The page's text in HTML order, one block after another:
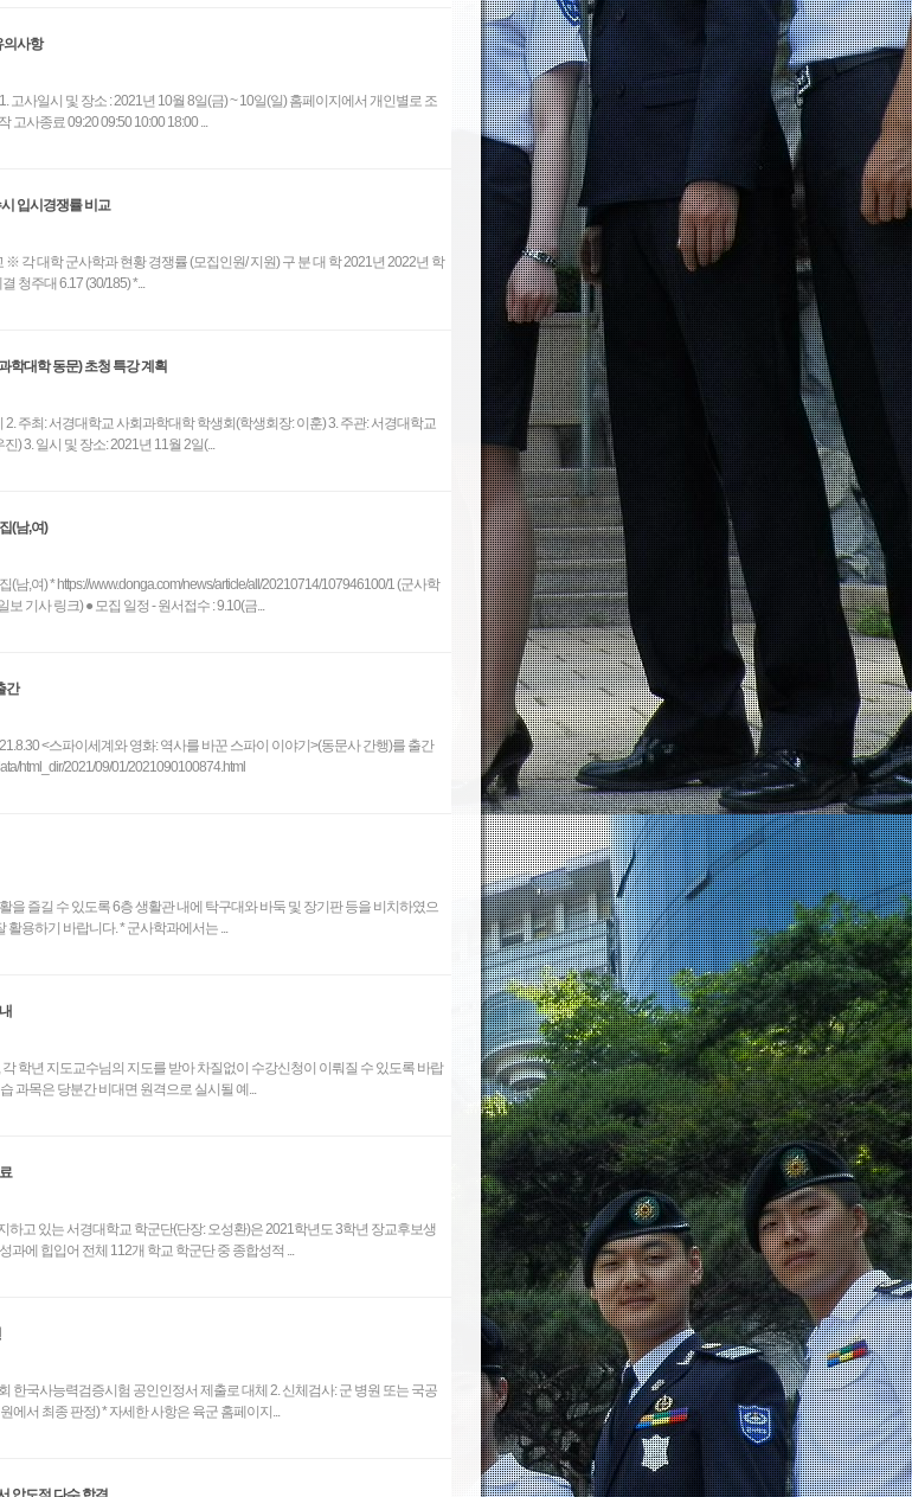
의사항
회 (보라색 글씨 클릭!!) 입실완료 입실불가 고사시작 고사종료 09:20 09:50 10:00 18:00 ...
입시경쟁률 비교
과 현황 수시 수시 개설 년도 정원 (명) 위치 협약 체결 청주대 6.17 (30/185) *...
학대학 동문) 초청 특강 계획
군사학과(자치지휘 대대장: 송태수, 학생회장: 송우진) 3. 일시 및 장소: 2021년 11월 2일(...
(남,여)
,여) * https://www.donga.com/news/article/all/20210714/107946100/1 (군사학
과를 서경대학교를 대표하는 학과로 소개한 동아일보 기사 링크) ● 모집 일정 - 원서접수 : 9.10(금...
간
<스파이세계와 영화: 역사를 바꾼 스파이 이야기>(동문사 간행)를 출간
data/html_dir/2021/09/01/2021090100874.html
을 즐길 수 있도록 6층 생활관 내에 탁구대와 바둑 및 장기판 등을 비치하였으
니 동기 및 선후배들과 친목 도모 및 여가 선용에 잘 활용하기 바랍니다. * 군사학과에서는 ...
학년 지도교수님의 지도를 받아 차질없이 수강신청이 이뤄질 수 있도록 바랍
습 과목은 당분간 비대면 원격으로 실시될 예...
료
고 있는 서경대학교 학군단(단장: 오성환)은 2021학년도 3학년 장교후보생
에 힙입어 전체 112개 학교 학군단 중 종합성적 ...
시험 공인인정서 제출로 대체 2. 신체검사: 군 병원 또는 국공
립병원, 민간종합병원의 신체검사 결과 인정(군병원에서 최종 판정) * 자세한 사항은 육군 홈페이지...